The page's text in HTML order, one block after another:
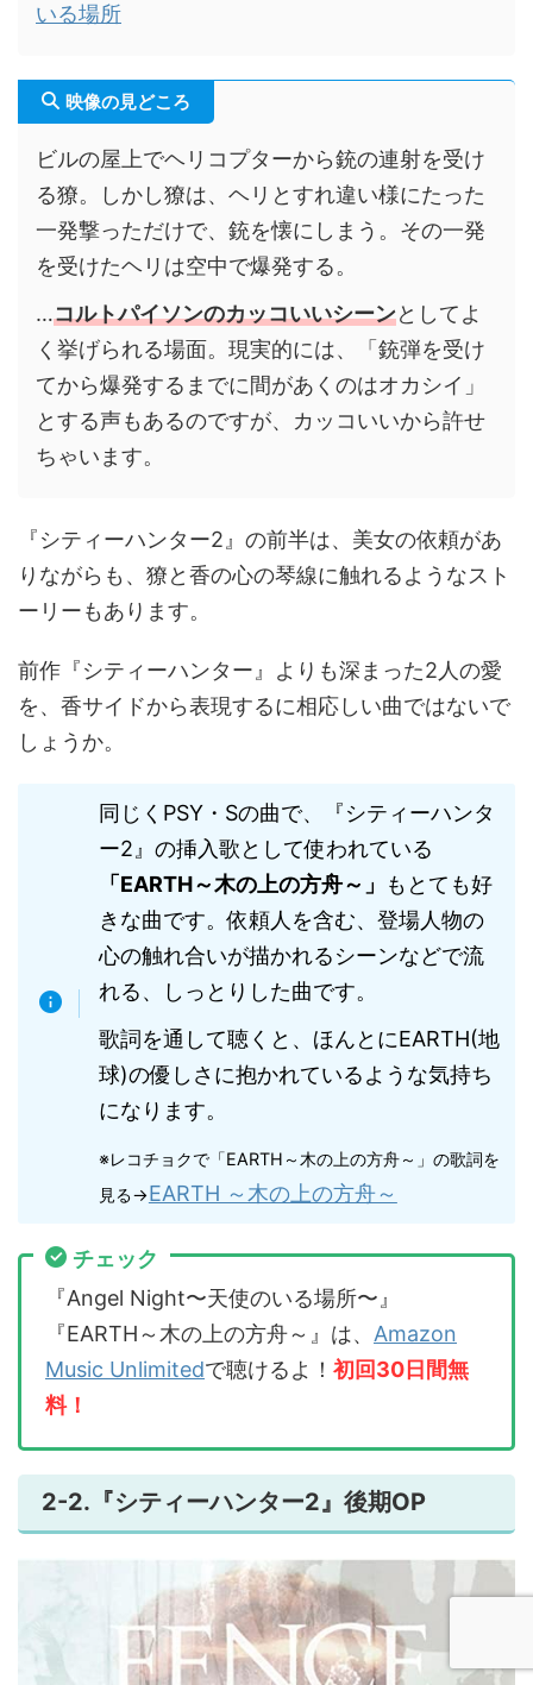
いる場所
映像の見どころ
ビルの屋上でヘリコプターから銃の連射を受け
る獠。しかし獠は、ヘリとすれ違い様にたった
一発撃っただけで、銃を懐にしまう。その一発
を受けたヘリは空中で爆発する。
…コルトパイソンのカッコいいシーンとしてよ
く挙げられる場面。現実的には、「銃弾を受け
てから爆発するまでに間があくのはオカシイ」
とする声もあるのですが、カッコいいから許せ
ちゃいます。
『シティーハンター2』の前半は、美女の依頼があ
りながらも、獠と香の心の琴線に触れるようなスト
ーリーもあります。
前作『シティーハンター』よりも深まった2人の愛
を、香サイドから表現するに相応しい曲ではないで
しょうか。
同じくPSY・Sの曲で、『シティーハンタ
ー2』の挿入歌として使われている
「EARTH～木の上の方舟～」
もとても好
きな曲です。依頼人を含む、登場人物の
心の触れ合いが描かれるシーンなどで流
れる、しっとりした曲です。
歌詞を通して聴くと、ほんとにEARTH(地
球)の優しさに抱かれているような気持ち
になります。
※レコチョクで「EARTH～木の上の方舟～」の歌詞を
見る→EARTH ～木の上の方舟～
チェック
『Angel Night〜天使のいる場所〜』
『EARTH～木の上の方舟～』は、 Amazon
Music Unlimitedで聴けるよ！ 初回30日間無
料！
2-2.『シティーハンター2』後期OP